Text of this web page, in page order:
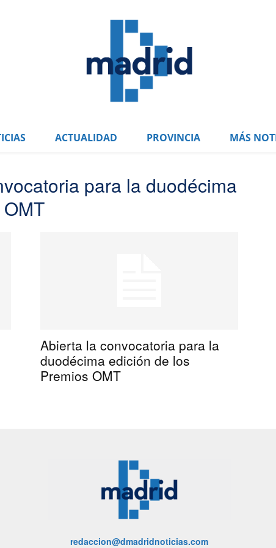
ACTUALIDAD PROVINCIA MÁS
para la duodécima
Abierta la convocatoria para la
duodécima edición de los
Premios OMT
redaccion@dmadridnoticias.com